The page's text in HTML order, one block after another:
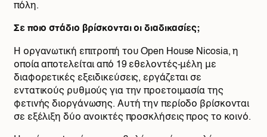
πόλη.
Σε ποιο στάδιο βρίσκονται οι διαδικασίες;
Η οργανωτική επιτροπή του Open House Nicosia, η
οποία αποτελείται από 19 εθελοντές-μέλη με
διαφορετικές εξειδικεύσεις, εργάζεται σε
εντατικούς ρυθμούς για την προετοιμασία της
φετινής διοργάνωσης. Αυτή την περίοδο βρίσκονται
σε εξέλιξη δύο ανοικτές προσκλήσεις προς το κοινό.